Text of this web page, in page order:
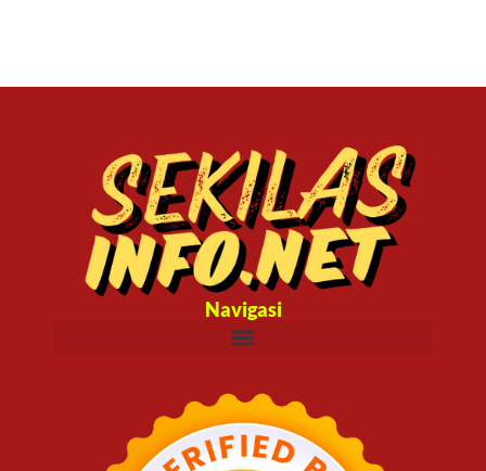
Navigasi